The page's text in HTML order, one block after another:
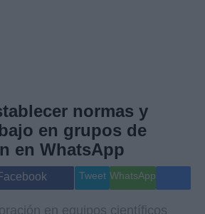
Gente
Musica
normas y
en grupos de
en WhatsApp
Tweet WhatsApp
en equipos científicos